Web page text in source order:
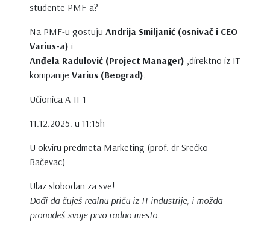
studente PMF-a?
Na PMF-u gostujuAndrija Smiljanić (osnivač i CEO
Varius-a) i
Anđela Radulović (Project Manager) ,direktno iz IT
kompanijeVarius (Beograd).
Učionica A-II-1
11.12.2025. u 11:15h
U okviru predmeta Marketing (prof. dr Srećko
Bačevac)
Ulaz slobodan za sve!
Dođi da čuješ realnu priču iz IT industrije, i možda
pronađeš svoje prvo radno mesto.